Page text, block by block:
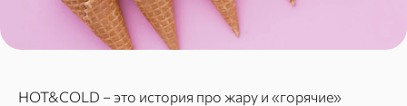
HOT&COLD – это история про жару и «горячие»